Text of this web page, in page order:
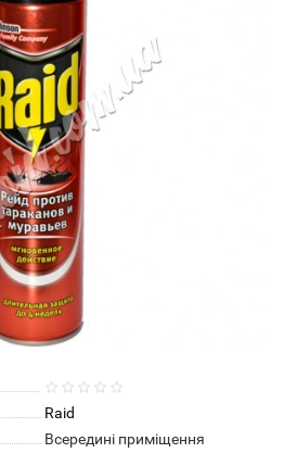
Raid
Всередині приміщення